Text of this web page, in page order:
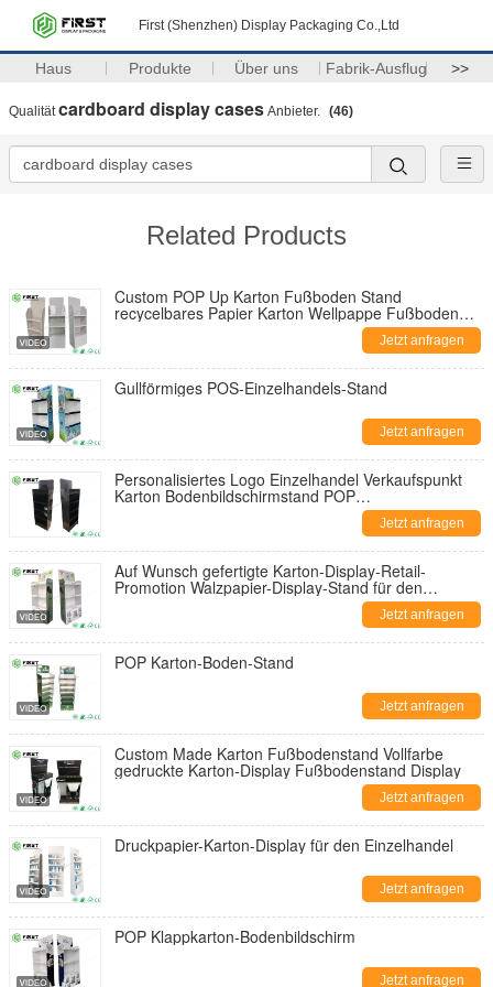
First (Shenzhen) Display Packaging Co.,Ltd
Haus Produkte Über uns Fabrik-Ausflug >>
Qualitätcardboard display cases Anbieter. (46)
Related Products
Custom POP Up Karton Fußboden Stand
recycelbares Papier Karton Wellpappe Fußboden
Jetzt anfragen
Gullförmiges POS-Einzelhandels-Stand
Jetzt anfragen
Personalisiertes Logo Einzelhandel Verkaufspunkt
Karton Bodenbildschirmstand POP
Jetzt anfragen
Auf Wunsch gefertigte Karton-Display-Retail-
Promotion Walzpapier-Display-Stand für den
Jetzt anfragen
POP Karton-Boden-Stand
Jetzt anfragen
Custom Made Karton Fußbodenstand Vollfarbe
gedruckte Karton-Display Fußbodenstand Display
Jetzt anfragen
Druckpapier-Karton-Display für den Einzelhandel
Jetzt anfragen
POP Klappkarton-Bodenbildschirm
Jetzt anfragen